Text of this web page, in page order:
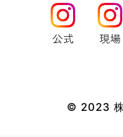
© 2023 株